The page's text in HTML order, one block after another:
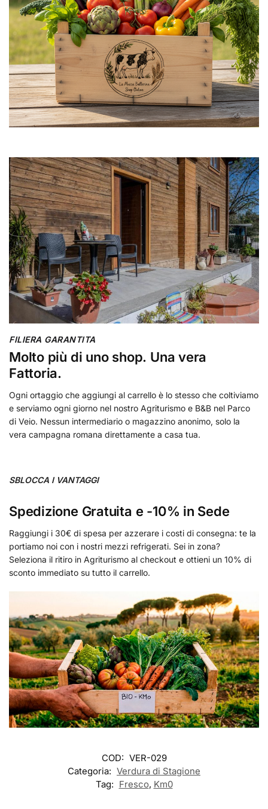
FILIERA GARANTITA
Molto più di uno shop. Una vera
Fattoria.
Ogni ortaggio che aggiungi al carrello è lo stesso che coltiviamo
e serviamo ogni giorno nel nostro Agriturismo e B&B nel Parco
di Veio. Nessun intermediario o magazzino anonimo, solo la
vera campagna romana direttamente a casa tua.
SBLOCCA I VANTAGGI
Spedizione Gratuita e -10% in Sede
Raggiungi i 30€ di spesa per azzerare i costi di consegna: te la
portiamo noi con i nostri mezzi refrigerati. Sei in zona?
Seleziona il ritiro in Agriturismo al checkout e ottieni un 10% di
sconto immediato su tutto il carrello.
COD: VER-029
Categoria: Verdura di Stagione
Tag: Fresco, Km0